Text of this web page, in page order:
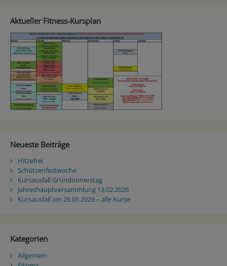
Aktueller Fitness-Kursplan
Neueste Beiträge
Hitzefrei
Schützenfestwoche
Kursausfall Gründonnerstag
Jahreshauptversammlung 13.02.2026
Kursausfall am 26.01.2026 – alle Kurse
Kategorien
Allgemein